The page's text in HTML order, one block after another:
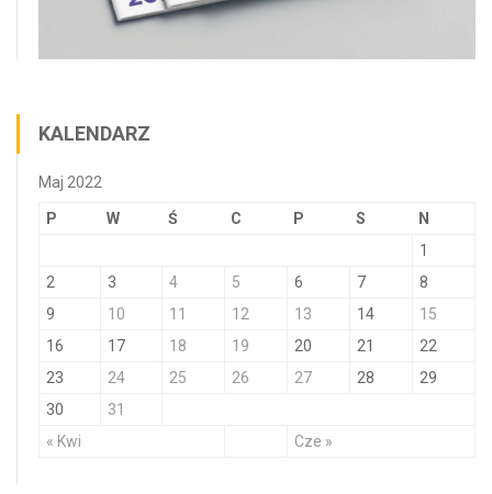
KALENDARZ
Maj 2022
P W Ś C P S N
« Kwi Cze »
1
2
3 4 5 6 7
8
9
10 11 12 13 14
15
16
17 18 19 20 21
22
23
24 25 26 27 28
29
30
31